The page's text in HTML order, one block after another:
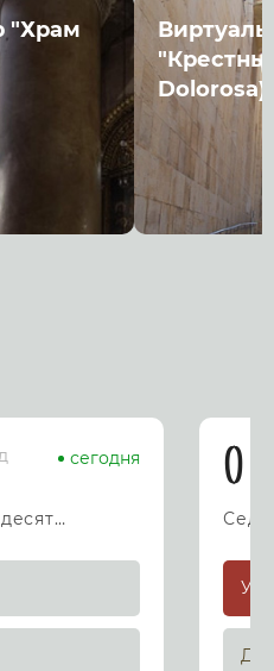
"Храм
Dolorosa)"
сегодня
Седмица 10-я по Пятидесятнице
07